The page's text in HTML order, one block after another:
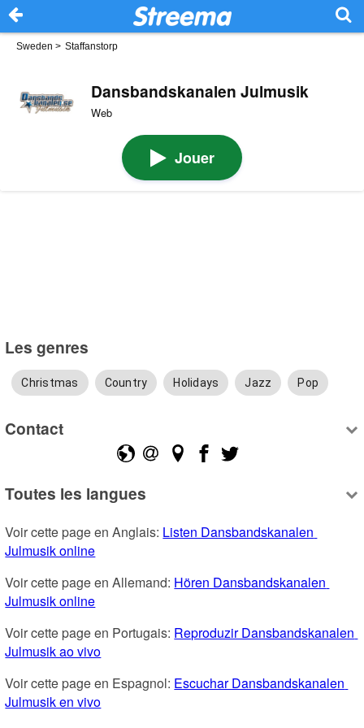
Sweden > Staffanstorp
Dansbandskanalen Julmusik
Web
Jouer
Les genres
Christmas Country Holidays Jazz Pop
Contact
Toutes les langues
Voir cette page en Anglais: Listen Dansbandskanalen
Julmusik online
Voir cette page en Allemand: Hören Dansbandskanalen
Julmusik online
Voir cette page en Portugais: Reproduzir Dansbandskanalen
Julmusik ao vivo
Voir cette page en Espagnol: Escuchar Dansbandskanalen
Julmusik en vivo